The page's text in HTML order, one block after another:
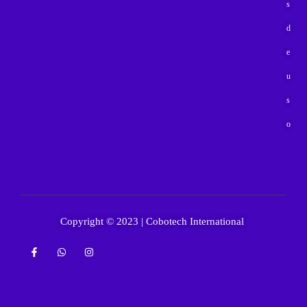
s
d
e
u
s
o
Copyright © 2023 | Cobotech International